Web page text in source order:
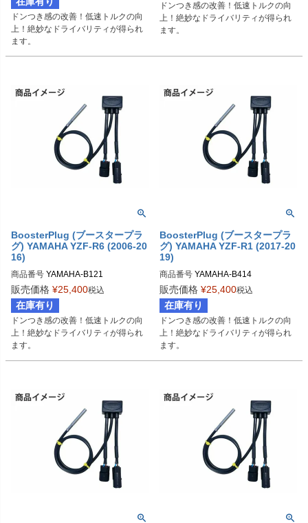
ドンつき感の改善！低速トルクの向
上！絶妙なドライバリティが得られ
ます。
ドンつき感の改善！低速トルクの向
上！絶妙なドライバリティが得られ
ます。
BoosterPlug (ブースタープラ
グ) YAMAHA YZF-R6 (2006-20
16)
商品番号 YAMAHA-B121
BSP-TYPE-D
販売価格 ¥25,400税込
在庫有り
ドンつき感の改善！低速トルクの向
上！絶妙なドライバリティが得られ
ます。
BoosterPlug (ブースタープラ
グ) YAMAHA YZF-R1 (2017-20
19)
商品番号 YAMAHA-B414
BSP-TYPE-D
販売価格 ¥25,400税込
在庫有り
ドンつき感の改善！低速トルクの向
上！絶妙なドライバリティが得られ
ます。